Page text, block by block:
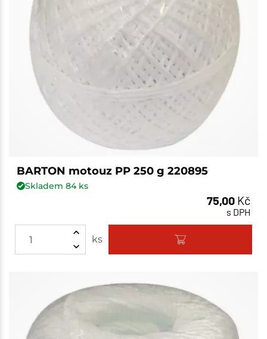
BARTON motouz PP 250 g 220895
Skladem 84ks
75,00 Kč
s DPH
ks